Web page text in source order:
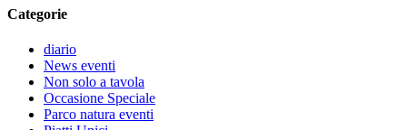
Categorie
diario
News eventi
Non solo a tavola
Occasione Speciale
Parco natura eventi